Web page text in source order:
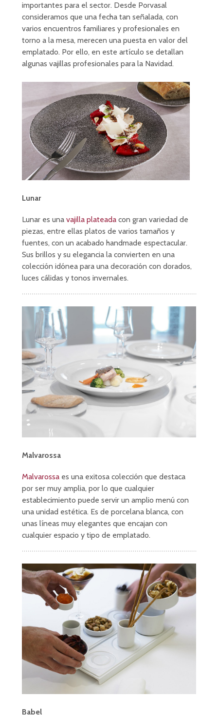
importantes para el sector. Desde Porvasal
consideramos que una fecha tan señalada, con
varios encuentros familiares y profesionales en
torno a la mesa, merecen una puesta en valor del
emplatado. Por ello, en este artículo se detallan
algunas vajillas profesionales para la Navidad.
Lunar
Lunar es una vajilla plateadacon gran variedad de
piezas, entre ellas platos de varios tamaños y
fuentes, con un acabado handmade espectacular.
Sus brillos y su elegancia la convierten en una
colección idónea para una decoración con dorados,
luces cálidas y tonos invernales.
Malvarossa
Malvarossaes una exitosa colección que destaca
por ser muy amplia, por lo que cualquier
establecimiento puede servir un amplio menú con
una unidad estética. Es de porcelana blanca, con
unas líneas muy elegantes que encajan con
cualquier espacio y tipo de emplatado.
Babel